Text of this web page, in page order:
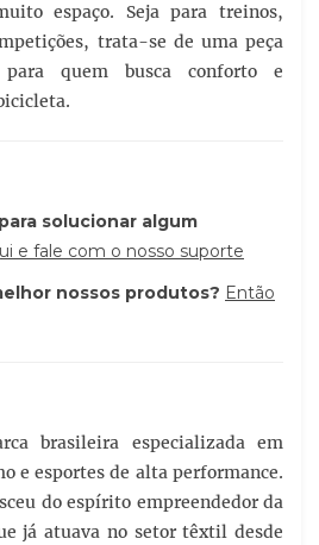
espaço. Seja para treinos,
trata-se de uma peça
quem busca conforto e
solucionar algum
e fale com o nosso suporte
nossos produtos? Então
brasileira especializada em
e esportes de alta performance.
do espírito empreendedor da
já atuava no setor têxtil desde